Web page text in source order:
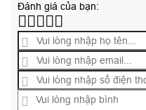
Đánh giá của bạn: